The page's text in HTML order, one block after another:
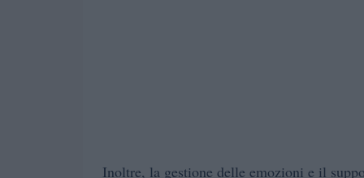
Inoltre, la gestione delle emozioni e il